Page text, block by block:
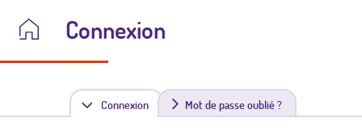
Connexion
Connexion(
Mot de passe oublié ?